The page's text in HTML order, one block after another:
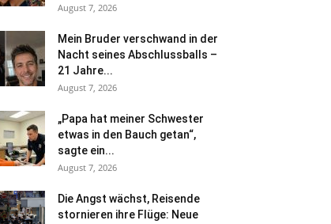
August 7, 2026
Mein Bruder verschwand in der
Nacht seines Abschlussballs –
21 Jahre...
August 7, 2026
„Papa hat meiner Schwester
etwas in den Bauch getan“,
sagte ein...
August 7, 2026
Die Angst wächst, Reisende
stornieren ihre Flüge: Neue